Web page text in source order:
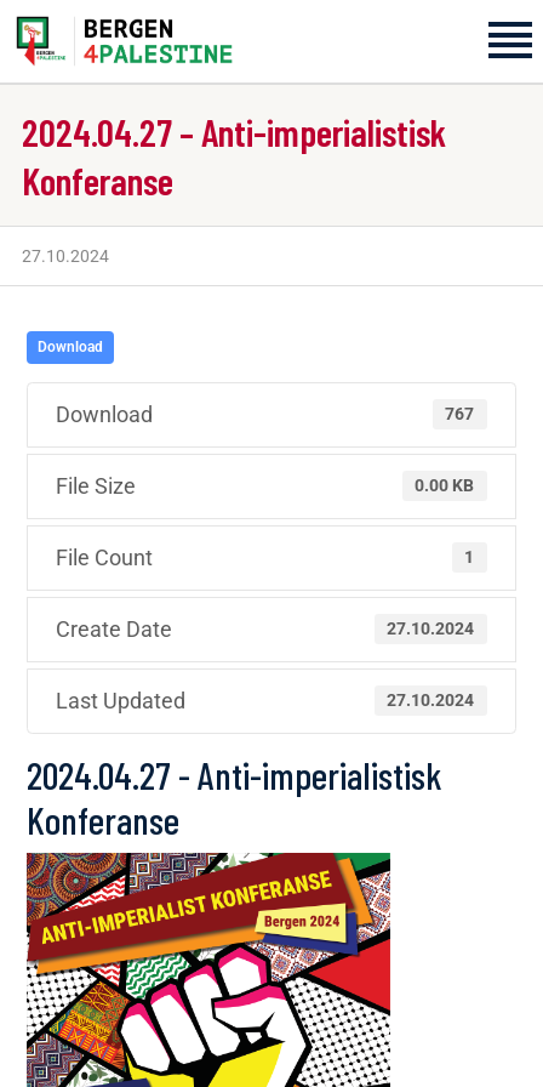
2024.04.27 – Anti-imperialistisk
Konferanse
27.10.2024
Home
Aktiviteter
Om oss
Kontakt oss
Download
Download 767
File Size 0.00 KB
File Count 1
Create Date 27.10.2024
Last Updated 27.10.2024
2024.04.27 - Anti-imperialistisk
Konferanse